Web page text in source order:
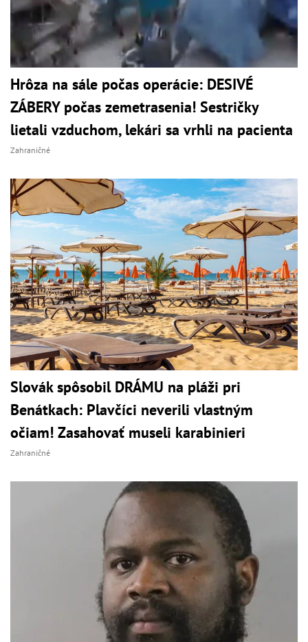
Hrôza na sále počas operácie: DESIVÉ
ZÁBERY počas zemetrasenia! Sestričky
lietali vzduchom, lekári sa vrhli na pacienta
Zahraničné
Slovák spôsobil DRÁMU na pláži pri
Benátkach: Plavčíci neverili vlastným
očiam! Zasahovať museli karabinieri
Zahraničné